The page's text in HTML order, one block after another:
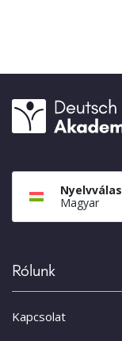
Magyar
Rólunk
Kapcsolat